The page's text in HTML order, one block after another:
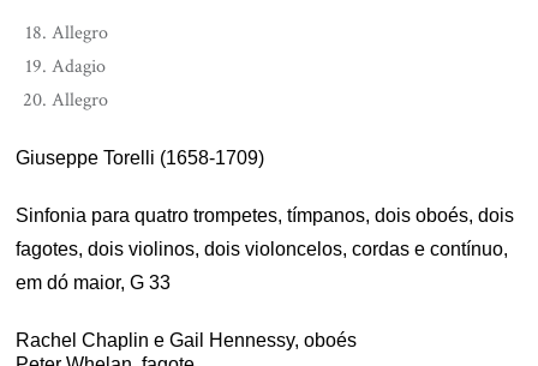
Allegro
Adagio
Allegro
Giuseppe Torelli (1658-1709)
Sinfonia para quatro trompetes, tímpanos, dois oboés, dois
fagotes, dois violinos, dois violoncelos, cordas e contínuo,
em dó maior, G 33
Rachel Chaplin e Gail Hennessy, oboés